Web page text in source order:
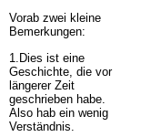
Vorab zwei kleine
Bemerkungen:
1.Dies ist eine
Geschichte, die vor
längerer Zeit
geschrieben habe.
Also hab ein wenig
Verständnis.